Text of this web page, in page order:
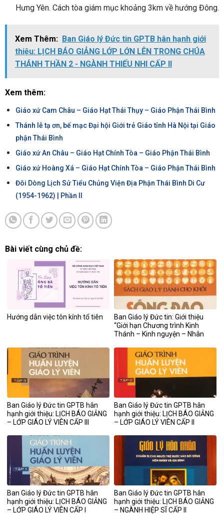
Hưng Yên. Cách tòa giám mục khoảng 3km về hướng Đông.
Xem Thêm: Ban Giáo lý Đức tin GPTB hân hạnh giới
thiệu: LỊCH BÁO GIẢNG LỚP LỚN LÊN TRONG CHÚA
THÁNH THẦN 2 - NGÀNH THIẾU NHI CẤP II
Xem thêm:
Giáo xứ Cam Châu – Giáo Hạt Thái Thụy – Giáo Phận Thái Bình
Thánh lễ tạ ơn, bế mạc Đại hội Giới trẻ Giáo tỉnh Hà Nội tại Giáo
phận Thái Bình
Giáo xứ An Châu – Giáo Hạt Chính Tòa – Giáo Phận Thái Bình
Giáo xứ Hoàng Xá – Giáo Hạt Chính Tòa – Giáo Phận Thái Bình
Đôi Dòng Lịch Sử Tiểu Chủng Viện Địa Phận Thái Bình Di Cư
(1954-1962) | Phần II
Bài viết cùng chủ đề:
Hướng dẫn việc tôn kính tổ tiên
Ban Giáo lý Đức tin: Giới thiệu
“Giới hạn Chương trình Kinh
Thánh – Kinh nguyện – Nhân
luận (NGÀNH NGHĨA SĨ)
Ban Giáo lý Đức tin GPTB hân
hạnh giới thiệu: LỊCH BÁO GIẢNG
– LỚP GIÁO LÝ VIÊN CẤP III
Ban Giáo lý Đức tin GPTB hân
hạnh giới thiệu: LỊCH BÁO GIẢNG
– LỚP GIÁO LÝ VIÊN CẤP II
Ban Giáo lý Đức tin GPTB hân
hạnh giới thiệu: LỊCH BÁO GIẢNG
– LỚP GIÁO LÝ VIÊN CẤP I
Ban Giáo lý Đức tin GPTB hân
hạnh giới thiệu: LỊCH BÁO GIẢNG
– NGÀNH HIỆP SĨ CẤP II